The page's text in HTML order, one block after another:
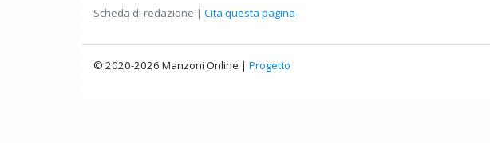
Scheda di redazione | Cita questa pagina
© 2020-2026 Manzoni Online | Progetto